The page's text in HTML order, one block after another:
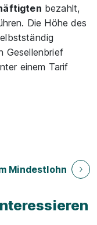
bezahlt,
Die Höhe des
Gesellenbrief
einem Tarif
Mindestlohn